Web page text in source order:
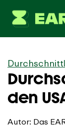
den
Autor: Das